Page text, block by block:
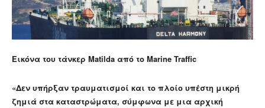
Εικόνα του τάνκερ Matilda από το Marine Traffic
«Δεν υπήρξαν τραυματισμοί και το πλοίο υπέστη μικρή
ζημιά στα καταστρώματα, σύμφωνα με μια αρχική